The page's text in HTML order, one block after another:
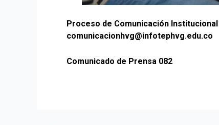
Proceso de Comunicación Institucional
comunicacionhvg@infotephvg.edu.co
Comunicado de Prensa 082